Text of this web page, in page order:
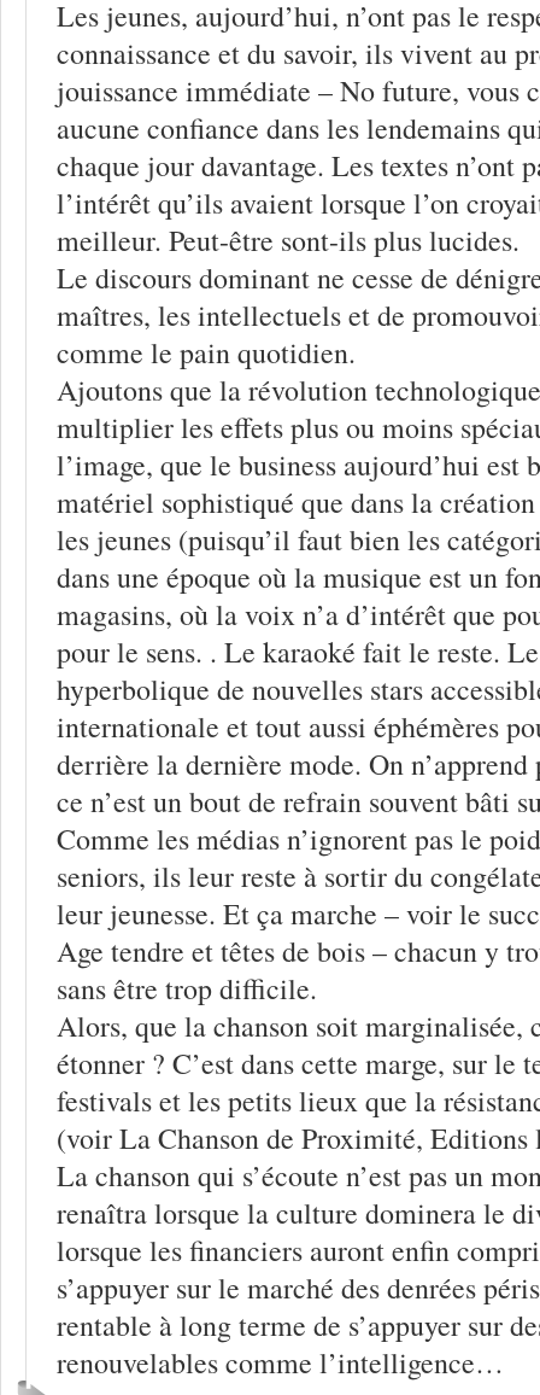
Les jeunes, aujourd’hui, n’ont pas le
connaissance et du savoir, ils vivent au
jouissance immédiate – No future, vous
aucune confiance dans les lendemains
chaque jour davantage. Les textes n’ont
l’intérêt qu’ils avaient lorsque l’on
meilleur. Peut-être sont-ils plus lucides.
Le discours dominant ne cesse de
maîtres, les intellectuels et de
comme le pain quotidien.
Ajoutons que la révolution
multiplier les effets plus ou moins
l’image, que le business aujourd’hui est
matériel sophistiqué que dans la
les jeunes (puisqu’il faut bien les
dans une époque où la musique est un
magasins, où la voix n’a d’intérêt que
pour le sens. . Le karaoké fait le reste.
hyperbolique de nouvelles stars
internationale et tout aussi éphémères
derrière la dernière mode. On n’apprend
ce n’est un bout de refrain souvent bâti
Comme les médias n’ignorent pas le
seniors, ils leur reste à sortir du
leur jeunesse. Et ça marche – voir le
Age tendre et têtes de bois – chacun y
sans être trop difficile.
Alors, que la chanson soit marginalisée,
étonner ? C’est dans cette marge, sur le
festivals et les petits lieux que la
(voir La Chanson de Proximité, Editions
La chanson qui s’écoute n’est pas un
renaîtra lorsque la culture dominera le
lorsque les financiers auront enfin
s’appuyer sur le marché des denrées
rentable à long terme de s’appuyer sur
renouvelables comme l’intelligence…